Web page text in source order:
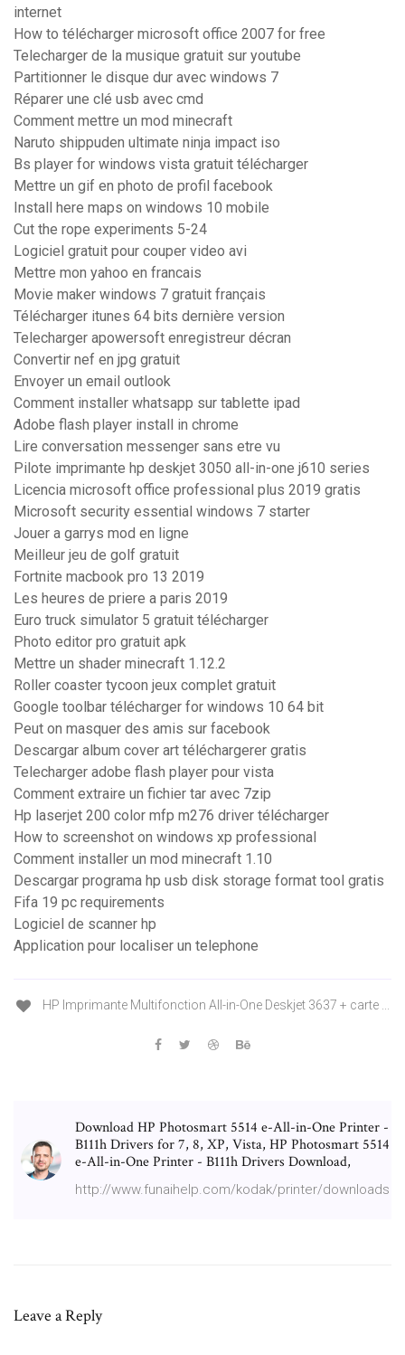
internet
How to télécharger microsoft office 2007 for free
Telecharger de la musique gratuit sur youtube
Partitionner le disque dur avec windows 7
Réparer une clé usb avec cmd
Comment mettre un mod minecraft
Naruto shippuden ultimate ninja impact iso
Bs player for windows vista gratuit télécharger
Mettre un gif en photo de profil facebook
Install here maps on windows 10 mobile
Cut the rope experiments 5-24
Logiciel gratuit pour couper video avi
Mettre mon yahoo en francais
Movie maker windows 7 gratuit français
Télécharger itunes 64 bits dernière version
Telecharger apowersoft enregistreur décran
Convertir nef en jpg gratuit
Envoyer un email outlook
Comment installer whatsapp sur tablette ipad
Adobe flash player install in chrome
Lire conversation messenger sans etre vu
Pilote imprimante hp deskjet 3050 all-in-one j610 series
Licencia microsoft office professional plus 2019 gratis
Microsoft security essential windows 7 starter
Jouer a garrys mod en ligne
Meilleur jeu de golf gratuit
Fortnite macbook pro 13 2019
Les heures de priere a paris 2019
Euro truck simulator 5 gratuit télécharger
Photo editor pro gratuit apk
Mettre un shader minecraft 1.12.2
Roller coaster tycoon jeux complet gratuit
Google toolbar télécharger for windows 10 64 bit
Peut on masquer des amis sur facebook
Descargar album cover art téléchargerer gratis
Telecharger adobe flash player pour vista
Comment extraire un fichier tar avec 7zip
Hp laserjet 200 color mfp m276 driver télécharger
How to screenshot on windows xp professional
Comment installer un mod minecraft 1.10
Descargar programa hp usb disk storage format tool gratis
Fifa 19 pc requirements
Logiciel de scanner hp
Application pour localiser un telephone
HP Imprimante Multifonction All-in-One Deskjet 3637 + carte ...
Download HP Photosmart 5514 e-All-in-One Printer -
B111h Drivers for 7, 8, XP, Vista, HP Photosmart 5514
e-All-in-One Printer - B111h Drivers Download,
http://www.funaihelp.com/kodak/printer/downloads
Leave a Reply